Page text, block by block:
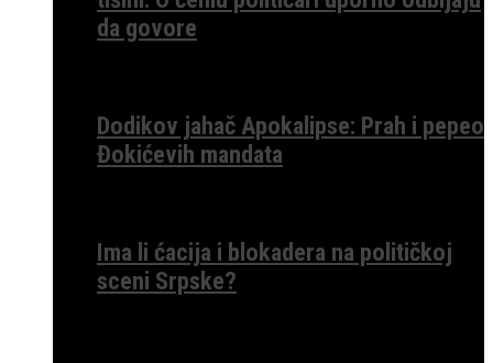
da govore
Dodikov jahač Apokalipse: Prah i pepeo
Đokićevih mandata
Ima li ćacija i blokadera na političkoj
sceni Srpske?